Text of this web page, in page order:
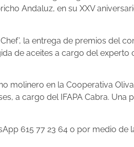
Andaluz, en su XXV
la entrega de premios del
de aceites a cargo del experto
molinero en la Cooperativa
a cargo del IFAPA Cabra. Una
615 77 23 64 o por medio de